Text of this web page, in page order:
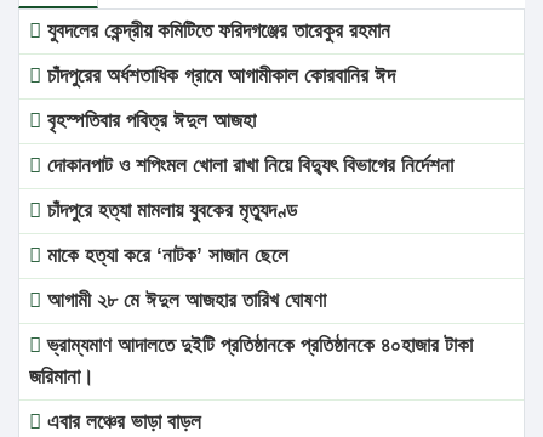
যুবদলের কেন্দ্রীয় কমিটিতে ফরিদগঞ্জের তারেকুর রহমান
চাঁদপুরের অর্ধশতাধিক গ্রামে আগামীকাল কোরবানির ঈদ
বৃহস্পতিবার পবিত্র ঈদুল আজহা
দোকানপাট ও শপিংমল খোলা রাখা নিয়ে বিদ্যুৎ বিভাগের নির্দেশনা
চাঁদপুরে হত্যা মামলায় যুবকের মৃত্যুদণ্ড
মাকে হত্যা করে ‘নাটক’ সাজান ছেলে
আগামী ২৮ মে ঈদুল আজহার তারিখ ঘোষণা
ভ্রাম্যমাণ আদালতে দুইটি প্রতিষ্ঠানকে প্রতিষ্ঠানকে ৪০হাজার টাকা
জরিমানা।
এবার লঞ্চের ভাড়া বাড়ল